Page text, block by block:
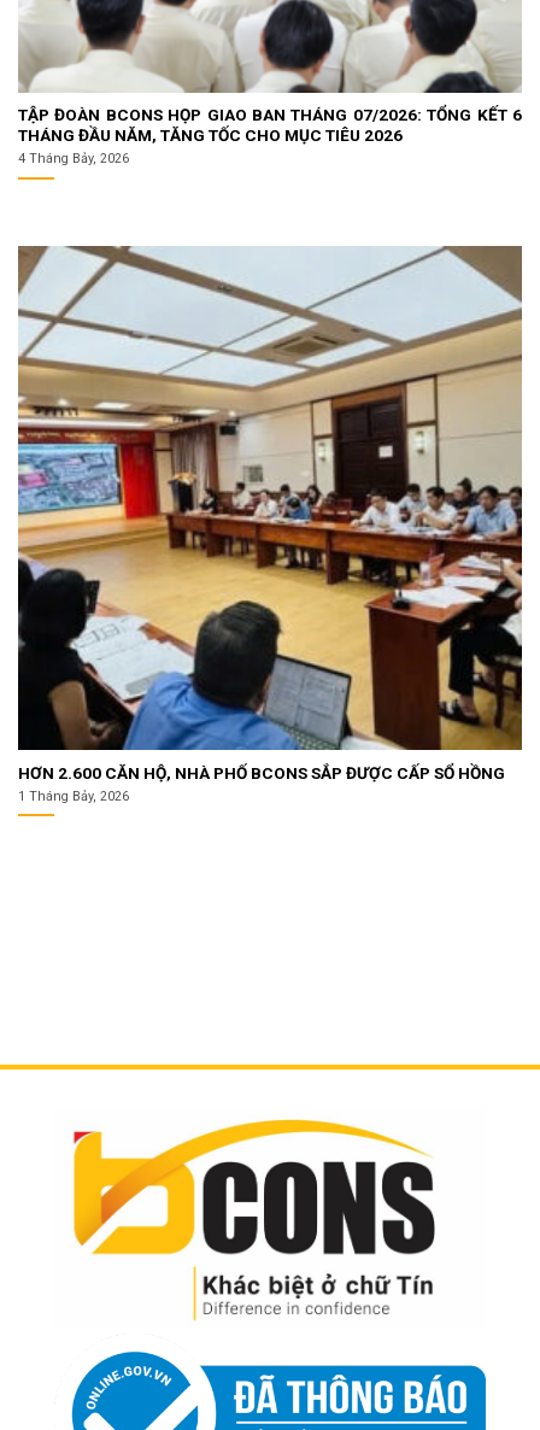
TẬP ĐOÀN BCONS HỌP GIAO BAN THÁNG 07/2026: TỔNG KẾT 6
THÁNG ĐẦU NĂM, TĂNG TỐC CHO MỤC TIÊU 2026
4 Tháng Bảy, 2026
HƠN 2.600 CĂN HỘ, NHÀ PHỐ BCONS SẮP ĐƯỢC CẤP SỔ HỒNG
1 Tháng Bảy, 2026